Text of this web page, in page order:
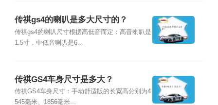
传祺gs4的喇叭是多大尺寸的？
传祺gs4的喇叭尺寸根据高低音而定：高音喇叭是
1.5寸，中低音喇叭是6...
传祺GS4车身尺寸是多大？
传祺GS4车身尺寸：手动舒适版的长宽高分别为4
545毫米、1856毫米...